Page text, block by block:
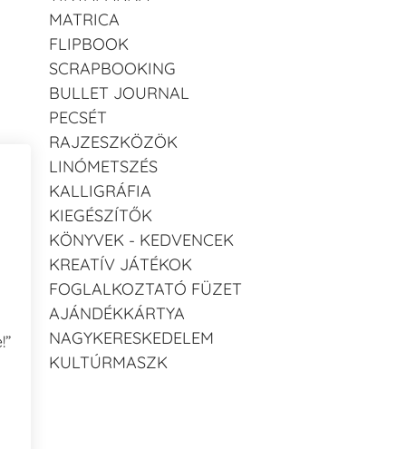
MATRICA
FLIPBOOK
SCRAPBOOKING
BULLET JOURNAL
PECSÉT
RAJZESZKÖZÖK
LINÓMETSZÉS
KALLIGRÁFIA
KIEGÉSZÍTŐK
KÖNYVEK - KEDVENCEK
KREATÍV JÁTÉKOK
FOGLALKOZTATÓ FÜZET
AJÁNDÉKKÁRTYA
NAGYKERESKEDELEM
KULTÚRMASZK